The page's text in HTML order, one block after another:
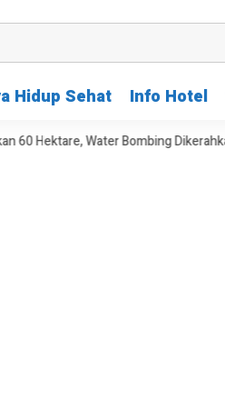
Hidup Sehat Info Hotel
Water Bombing Dikerahkan